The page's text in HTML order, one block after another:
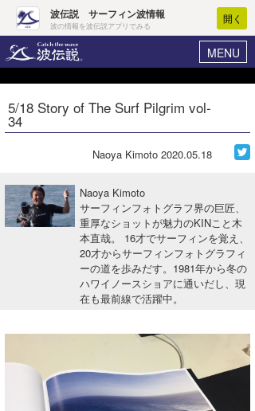
波伝説 サーフィン波情報
波の情報を波伝説アプリでみる
開く
MENU
ヘルプ マイホーム
ログイン
波情報･概況
WAVE HUNTER波予想ツール
サーフィンエリアガイド
今月のプレゼント
5/18 Story of The Surf Pilgrim vol-
34
Naoya Kimoto 2020.05.18
Naoya Kimoto
サーフィンフォトグラフ界の巨匠、
重厚なショットが魅力のKINこと木
本直哉。 16才でサーフィンを覚え、
20才からサーフィンフォトグラフィ
ーの道を歩みだす。1981年から冬の
ハワイノースショアに通いだし、現
在も最前線で活躍中。
Core Surf Japan
アート＆エンタメ
ショップ情報
ショップ情報
湘南
千葉北
ウラナミ
お知らせ
その他